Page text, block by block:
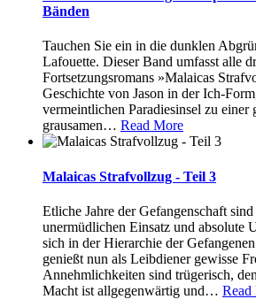
Bänden
Tauchen Sie ein in die dunklen
Lafouette. Dieser Band umfasst alle
Fortsetzungsromans »Malaicas
Geschichte von Jason in der Ich-
vermeintlichen Paradiesinsel zu einer
grausamen… Read More
Malaicas Strafvollzug - Teil 3
Etliche Jahre der Gefangenschaft
unermüdlichen Einsatz und absolute
sich in der Hierarchie der
genießt nun als Leibdiener gewisse
Annehmlichkeiten sind trügerisch,
Macht ist allgegenwärtig und… Read